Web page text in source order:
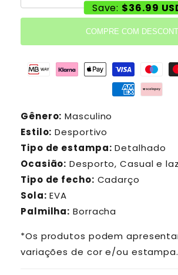
Save: $36.99
COMPRE COM
Gênero: Masculino
Estilo: Desportivo
Tipo de estampa: Detalhado
Ocasião: Desporto, Casual e
Tipo de fecho: Cadarço
Sola: EVA
Palmilha: Borracha
*Os produtos podem
variações de cor e/ou estampa.